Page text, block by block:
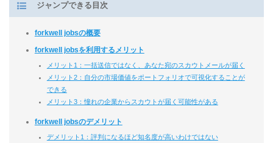
ジャンプできる目次
forkwell jobsの概要
forkwell jobsを利用するメリット
メリット1：一括送信ではなく、あなた宛のスカウトメールが届く
メリット2：自分の市場価値をポートフォリオで可視化することが
できる
メリット3：憧れの企業からスカウトが届く可能性がある
forkwell jobsのデメリット
デメリット1：評判になるほど知名度が高いわけではない